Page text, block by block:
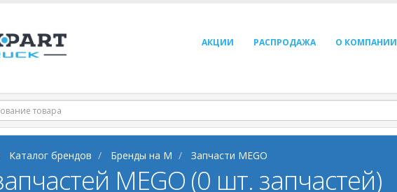
АКЦИИ РАСПРОДАЖА О КОМПАНИИ
Каталог брендов Бренды на M Запчасти MEGO
MEGO (0 шт. запчастей)